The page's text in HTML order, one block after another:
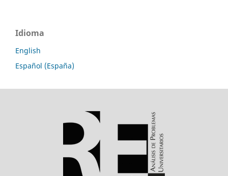
Idioma
English
Español (España)